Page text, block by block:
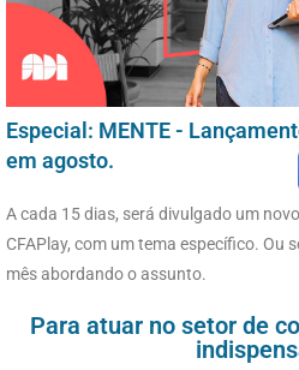
Especial: MENTE -
em agosto.
A cada 15 dias, será divulgado um
CFAPlay, com um tema específico. Ou
mês abordando o assunto.
Para atuar no setor de